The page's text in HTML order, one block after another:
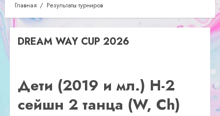
Главная Результаты турниров
DREAM WAY CUP 2026
Дети (2019 и мл.) Н-2
сейшн 2 танца (W, Ch)